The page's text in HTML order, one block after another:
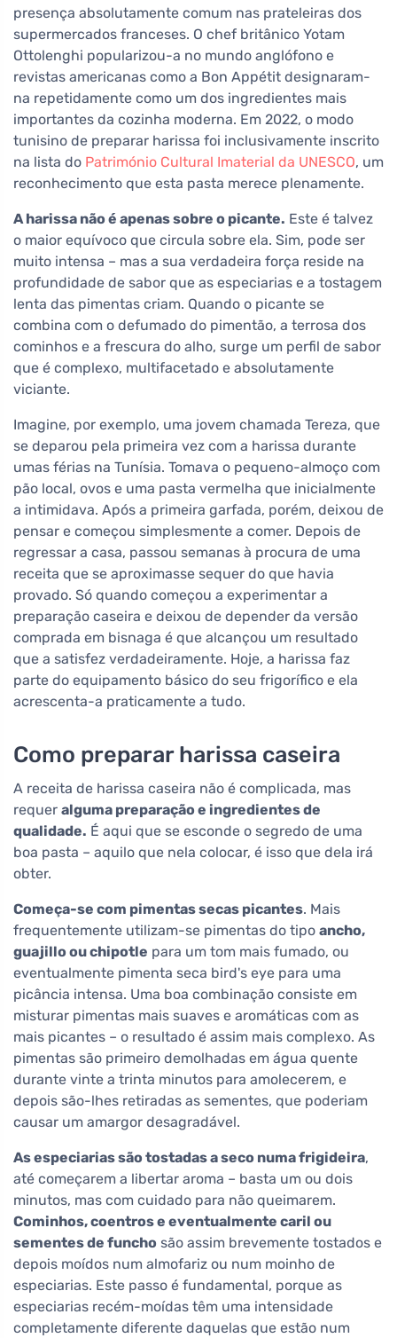
presença absolutamente comum nas prateleiras dos
supermercados franceses. O chef britânico Yotam
Ottolenghi popularizou-a no mundo anglófono e
revistas americanas como a Bon Appétit designaram-
na repetidamente como um dos ingredientes mais
importantes da cozinha moderna. Em 2022, o modo
tunisino de preparar harissa foi inclusivamente inscrito
na lista do Património Cultural Imaterial da UNESCO, um
reconhecimento que esta pasta merece plenamente.
A harissa não é apenas sobre o picante. Este é talvez
o maior equívoco que circula sobre ela. Sim, pode ser
muito intensa – mas a sua verdadeira força reside na
profundidade de sabor que as especiarias e a tostagem
lenta das pimentas criam. Quando o picante se
combina com o defumado do pimentão, a terrosa dos
cominhos e a frescura do alho, surge um perfil de sabor
que é complexo, multifacetado e absolutamente
viciante.
Imagine, por exemplo, uma jovem chamada Tereza, que
se deparou pela primeira vez com a harissa durante
umas férias na Tunísia. Tomava o pequeno-almoço com
pão local, ovos e uma pasta vermelha que inicialmente
a intimidava. Após a primeira garfada, porém, deixou de
pensar e começou simplesmente a comer. Depois de
regressar a casa, passou semanas à procura de uma
receita que se aproximasse sequer do que havia
provado. Só quando começou a experimentar a
preparação caseira e deixou de depender da versão
comprada em bisnaga é que alcançou um resultado
que a satisfez verdadeiramente. Hoje, a harissa faz
parte do equipamento básico do seu frigorífico e ela
acrescenta-a praticamente a tudo.
Como preparar harissa caseira
A receita de harissa caseira não é complicada, mas
requer alguma preparação e ingredientes de
qualidade. É aqui que se esconde o segredo de uma
boa pasta – aquilo que nela colocar, é isso que dela irá
obter.
Começa-se com pimentas secas picantes. Mais
frequentemente utilizam-se pimentas do tipo ancho,
guajillo ou chipotle para um tom mais fumado, ou
eventualmente pimenta seca bird's eye para uma
picância intensa. Uma boa combinação consiste em
misturar pimentas mais suaves e aromáticas com as
mais picantes – o resultado é assim mais complexo. As
pimentas são primeiro demolhadas em água quente
durante vinte a trinta minutos para amolecerem, e
depois são-lhes retiradas as sementes, que poderiam
causar um amargor desagradável.
As especiarias são tostadas a seco numa frigideira,
até começarem a libertar aroma – basta um ou dois
minutos, mas com cuidado para não queimarem.
Cominhos, coentros e eventualmente caril ou
sementes de funcho são assim brevemente tostados e
depois moídos num almofariz ou num moinho de
especiarias. Este passo é fundamental, porque as
especiarias recém-moídas têm uma intensidade
completamente diferente daquelas que estão num